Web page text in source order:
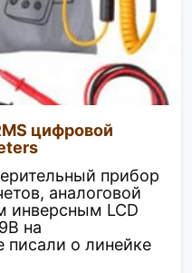
цифровой
прибор
аналоговой
инверсным LCD
на
о линейке